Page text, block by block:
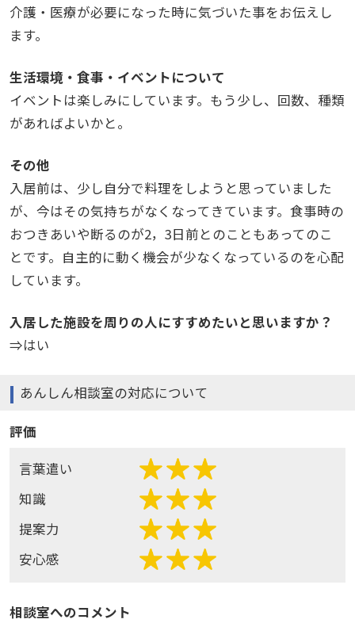
介護・医療が必要になった時に気づいた事をお伝えし
ます。
生活環境・食事・イベントについて
イベントは楽しみにしています。もう少し、回数、種類
があればよいかと。
その他
入居前は、少し自分で料理をしようと思っていました
が、今はその気持ちがなくなってきています。食事時の
おつきあいや断るのが2，3日前とのこともあってのこ
とです。自主的に動く機会が少なくなっているのを心配
しています。
入居した施設を周りの人にすすめたいと思いますか？
⇒はい
あんしん相談室の対応について
評価
言葉遣い
知識
提案力
安心感
相談室へのコメント